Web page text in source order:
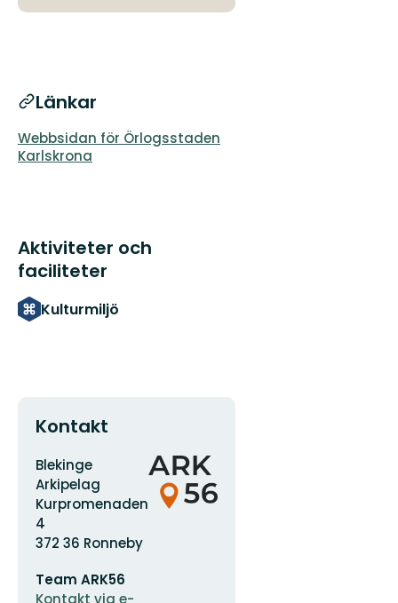
Länkar
Webbsidan för Örlogsstaden
Karlskrona
Aktiviteter och
faciliteter
Kulturmiljö
Kontakt
Adress
Blekinge
Arkipelag
Kurpromenaden
4
372 36 Ronneby
postadress
Team ARK56
Kontakt via e-
Organisationens
logotyp